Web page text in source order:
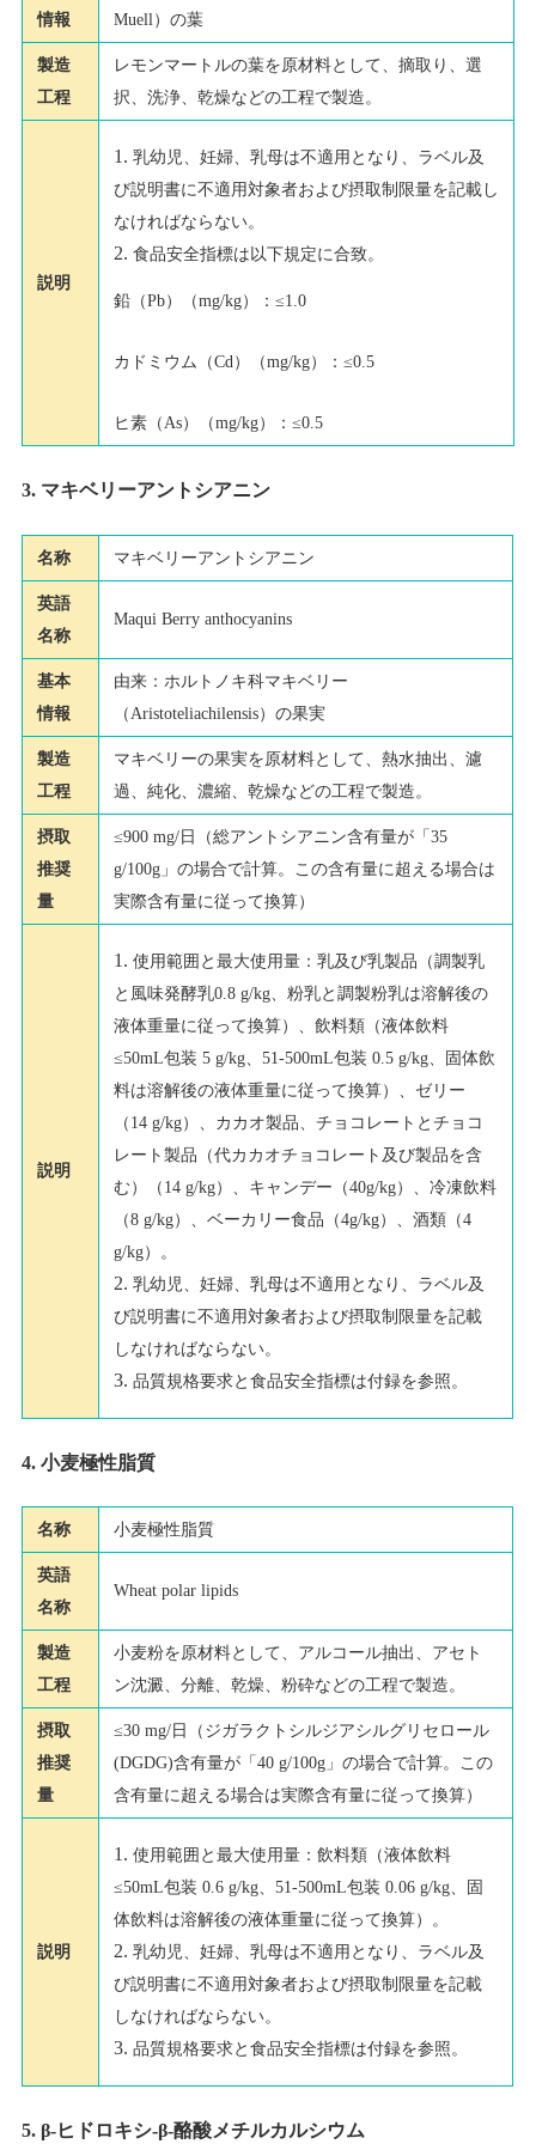
情報 Muell）の葉
製造
工程
レモンマートルの葉を原材料として、摘取り、選
択、洗浄、乾燥などの工程で製造。
説明
乳幼児、妊婦、乳母は不適用となり、ラベル及
び説明書に不適用対象者および摂取制限量を記載し
なければならない。
食品安全指標は以下規定に合致。
鉛（Pb）（mg/kg）：≤1.0
カドミウム（Cd）（mg/kg）：≤0.5
ヒ素（As）（mg/kg）：≤0.5
3. マキベリーアントシアニン
名称 マキベリーアントシアニン
英語
名称
Maqui Berry anthocyanins
基本
情報
由来：ホルトノキ科マキベリー
（Aristoteliachilensis）の果実
製造
工程
マキベリーの果実を原材料として、熱水抽出、濾
過、純化、濃縮、乾燥などの工程で製造。
摂取
推奨
量
≤900 mg/日（総アントシアニン含有量が「35
g/100g」の場合で計算。この含有量に超える場合は
実際含有量に従って換算）
説明
使用範囲と最大使用量：乳及び乳製品（調製乳
と風味発酵乳0.8 g/kg、粉乳と調製粉乳は溶解後の
液体重量に従って換算）、飲料類（液体飲料
≤50mL包装 5 g/kg、51-500mL包装 0.5 g/kg、固体飲
料は溶解後の液体重量に従って換算）、ゼリー
（14 g/kg）、カカオ製品、チョコレートとチョコ
レート製品（代カカオチョコレート及び製品を含
む）（14 g/kg）、キャンデー（40g/kg）、冷凍飲料
（8 g/kg）、ベーカリー食品（4g/kg）、酒類（4
g/kg）。
乳幼児、妊婦、乳母は不適用となり、ラベル及
び説明書に不適用対象者および摂取制限量を記載
しなければならない。
品質規格要求と食品安全指標は付録を参照。
4. 小麦極性脂質
名称 小麦極性脂質
英語
名称
Wheat polar lipids
製造
工程
小麦粉を原材料として、アルコール抽出、アセト
ン沈澱、分離、乾燥、粉砕などの工程で製造。
摂取
推奨
量
≤30 mg/日（ジガラクトシルジアシルグリセロール
(DGDG)含有量が「40 g/100g」の場合で計算。この
含有量に超える場合は実際含有量に従って換算）
説明
使用範囲と最大使用量：飲料類（液体飲料
≤50mL包装 0.6 g/kg、51-500mL包装 0.06 g/kg、固
体飲料は溶解後の液体重量に従って換算）。
乳幼児、妊婦、乳母は不適用となり、ラベル及
び説明書に不適用対象者および摂取制限量を記載
しなければならない。
品質規格要求と食品安全指標は付録を参照。
5. β-ヒドロキシ-β-酪酸メチルカルシウム